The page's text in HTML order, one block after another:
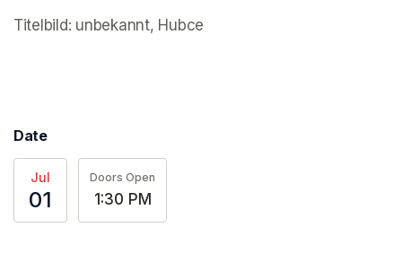
(opens in a new tab)
Titelbild: unbekannt, Hubce
Date
Jul
01
Doors Open
1:30 PM